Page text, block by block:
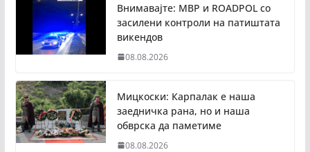
Внимавајте: МВР и ROADPOL со
засилени контроли на патиштата
викендов
08.08.2026
Мицкоски: Карпалак е наша
заедничка рана, но и наша
обврска да паметиме
08.08.2026